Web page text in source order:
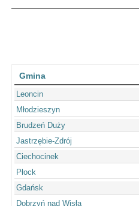
Gmina
Leoncin
Młodzieszyn
Brudzeń Duży
Jastrzębie-Zdrój
Ciechocinek
Płock
Gdańsk
Dobrzyń nad Wisłą